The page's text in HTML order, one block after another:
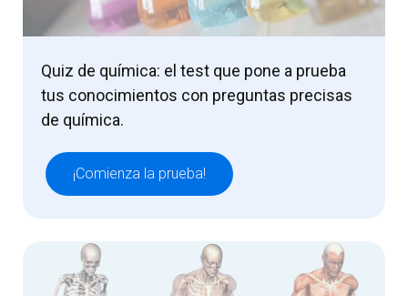
Quiz de química: el test que pone a prueba
tus conocimientos con preguntas precisas
de química.
¡Comienza la prueba!